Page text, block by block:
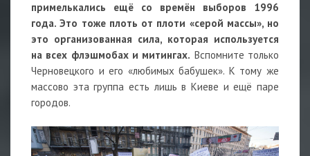
примелькались ещё со времён выборов 1996
года. Это тоже плоть от плоти «серой массы», но
это организованная сила, которая используется
на всех флэшмобах и митингах. Вспомните только
Черновецкого и его «любимых бабушек». К тому же
массово эта группа есть лишь в Киеве и ещё паре
городов.